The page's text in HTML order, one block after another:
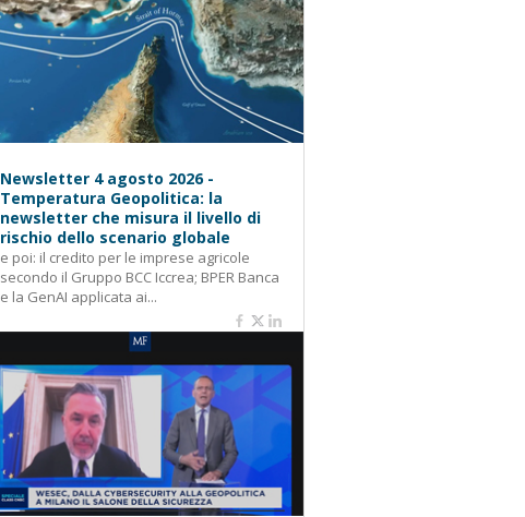
Newsletter 4 agosto 2026 -
Temperatura Geopolitica: la
newsletter che misura il livello di
rischio dello scenario globale
e poi: il credito per le imprese agricole
secondo il Gruppo BCC Iccrea; BPER Banca
e la GenAI applicata ai...